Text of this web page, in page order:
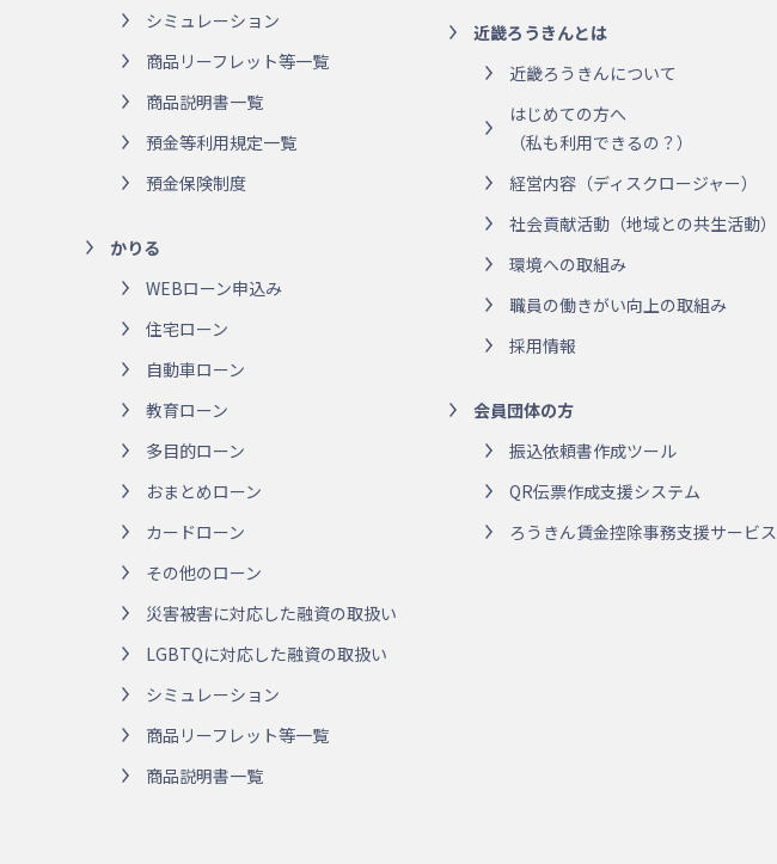
シミュレーション
商品リーフレット等一覧
商品説明書一覧
預金等利用規定一覧
預金保険制度
かりる
WEBローン申込み
住宅ローン
自動車ローン
教育ローン
多目的ローン
おまとめローン
カードローン
その他のローン
災害被害に対応した融資の取扱い
LGBTQに対応した融資の取扱い
シミュレーション
商品リーフレット等一覧
商品説明書一覧
近畿ろうきんとは
近畿ろうきんについて
はじめての方へ
（私も利用できるの？）
経営内容（ディスクロージャー）
社会貢献活動（地域との共生活動）
環境への取組み
職員の働きがい向上の取組み
採用情報
会員団体の方
振込依頼書作成ツール
QR伝票作成支援システム
ろうきん賃金控除事務支援サービス